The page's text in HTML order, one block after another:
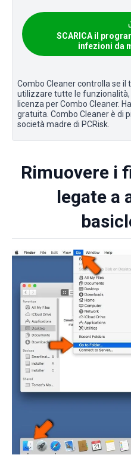
SCARICA il
infezioni da
Combo Cleaner controlla se
utilizzare tutte le
licenza per Combo Cleaner.
gratuita. Combo Cleaner è di
società madre di PCRisk.
Rimuovere i
legate a